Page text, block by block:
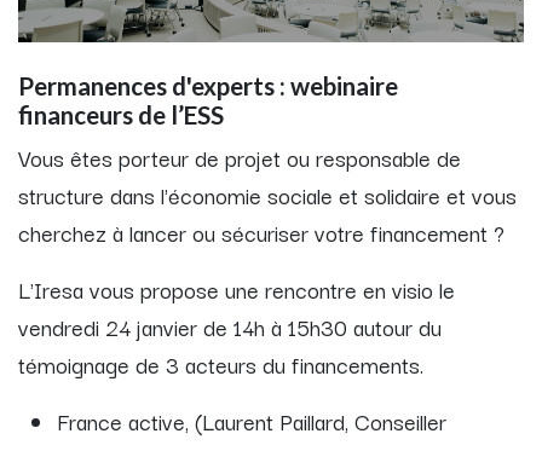
Permanences d'experts : webinaire
financeurs de l’ESS
Vous êtes porteur de projet ou responsable de
structure dans l'économie sociale et solidaire et vous
cherchez à lancer ou sécuriser votre financement ?
L'Iresa vous propose une rencontre en visio le
vendredi 24 janvier de 14h à 15h30 autour du
témoignage de 3 acteurs du financements.
France active, (Laurent Paillard, Conseiller